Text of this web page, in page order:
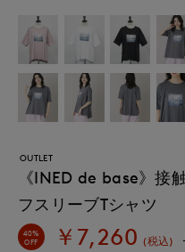
OUTLET
《INED de base》接
フスリーブTシャツ
40%
OFF
￥7,260 (税込)